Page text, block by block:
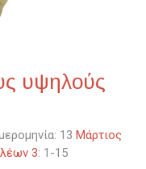
υψηλούς
13 Μάρτιος
3: 1-15